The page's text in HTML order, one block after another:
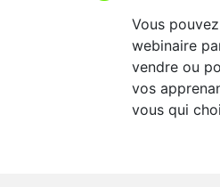
Vous
webinaire
vendre ou
vos
vous qui